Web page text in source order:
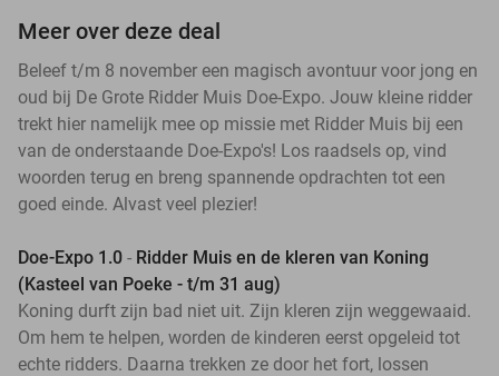
Meer over deze deal
Beleef t/m 8 november een magisch avontuur voor jong en
oud bij De Grote Ridder Muis Doe-Expo. Jouw kleine ridder
trekt hier namelijk mee op missie met Ridder Muis bij een
van de onderstaande Doe-Expo's! Los raadsels op, vind
woorden terug en breng spannende opdrachten tot een
goed einde. Alvast veel plezier!
Doe-Expo 1.0 - Ridder Muis en de kleren van Koning
(Kasteel van Poeke - t/m 31 aug)
Koning durft zijn bad niet uit. Zijn kleren zijn weggewaaid.
Om hem te helpen, worden de kinderen eerst opgeleid tot
echte ridders. Daarna trekken ze door het fort, lossen